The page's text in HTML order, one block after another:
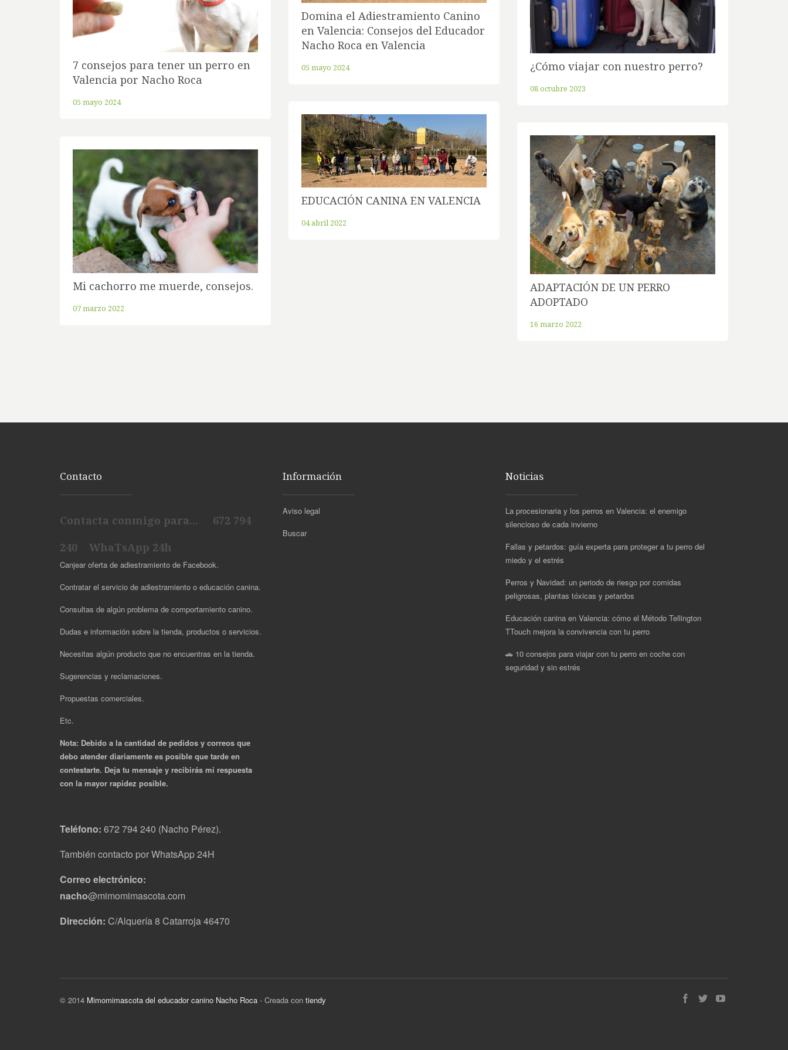
7 consejos para tener un perro en
Valencia por Nacho Roca
05 mayo 2024
Domina el Adiestramiento Canino
en Valencia: Consejos del Educador
Nacho Roca en Valencia
05 mayo 2024 ¿Cómo viajar con nuestro perro?
08 octubre 2023
EDUCACIÓN CANINA EN VALENCIA
04 abril 2022
ADAPTACIÓN DE UN PERRO
ADOPTADO
16 marzo 2022
Mi cachorro me muerde, consejos.
07 marzo 2022
Contacto
Contacta conmigo para... 672 794
240 WhaTsApp 24h
Canjear oferta de adiestramiento de Facebook.
Contratar el servicio de adiestramiento o educación canina.
Consultas de algún problema de comportamiento canino.
Dudas e información sobre la tienda, productos o servicios.
Necesitas algún producto que no encuentras en la tienda.
Sugerencias y reclamaciones.
Propuestas comerciales.
Etc.
Nota: Debido a la cantidad de pedidos y correos que
debo atender diariamente es posible que tarde en
contestarte. Deja tu mensaje y recibirás mi respuesta
con la mayor rapidez posible.
Teléfono: 672 794 240 (Nacho Pérez).
También contacto por WhatsApp 24H
Correo electrónico:
nacho@mimomimascota.com
Dirección: C/Alquería 8 Catarroja 46470
Información
Aviso legal
Buscar
Noticias
La procesionaria y los perros en Valencia: el enemigo
silencioso de cada invierno
Fallas y petardos: guía experta para proteger a tu perro del
miedo y el estrés
Perros y Navidad: un periodo de riesgo por comidas
peligrosas, plantas tóxicas y petardos
Educación canina en Valencia: cómo el Método Tellington
TTouch mejora la convivencia con tu perro
🚗 10 consejos para viajar con tu perro en coche con
seguridad y sin estrés
© 2014 Mimomimascota del educador canino Nacho Roca - Creada con tiendy